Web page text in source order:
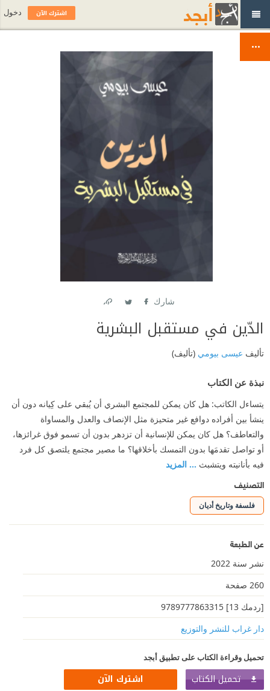
شارك
الدّين في مستقبل البشرية
تأليف عيسى بيومي (تأليف)
نبذة عن الكتاب
يتساءل الكاتب: هل كان يمكن للمجتمع البشري أن يُبقي على كِيانه دون أن
ينشأ بين أفراده دوافع غير متحيزة مثل الإنصاف والعدل والمساواة
والتعاطف؟ هل كان يمكن للإنسانية أن تزدهر بدون أن تسمو فوق غرائزها،
أو تواصل تقدمَها بدون التمسك بأخلاقها؟ ما مصير مجتمع يلتصق كل فرد
فيه بأنانيته ويتشبث ... المزيد
التصنيف
فلسفة وتاريخ أديان
عن الطبعة
نشر سنة 2022
260 صفحة
[ردمك 13] 9789777863315
دار غراب للنشر والتوزيع
تحميل وقراءة الكتاب على تطبيق أبجد
تحميل الكتاب اشترك الآن
اشترك الآن دخول